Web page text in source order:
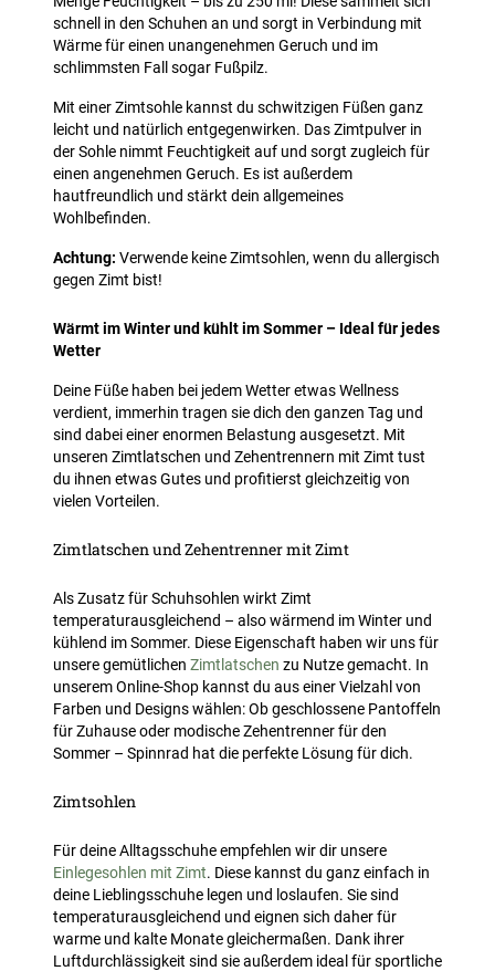
schnell in den Schuhen an und sorgt in Verbindung mit
Wärme für einen unangenehmen Geruch und im
schlimmsten Fall sogar Fußpilz.
Mit einer Zimtsohle kannst du schwitzigen Füßen ganz
leicht und natürlich entgegenwirken. Das Zimtpulver in
der Sohle nimmt Feuchtigkeit auf und sorgt zugleich für
einen angenehmen Geruch. Es ist außerdem
hautfreundlich und stärkt dein allgemeines
Wohlbefinden.
Achtung: Verwende keine Zimtsohlen, wenn du allergisch
gegen Zimt bist!
Wärmt im Winter und kühlt im Sommer – Ideal für jedes
Wetter
Deine Füße haben bei jedem Wetter etwas Wellness
verdient, immerhin tragen sie dich den ganzen Tag und
sind dabei einer enormen Belastung ausgesetzt. Mit
unseren Zimtlatschen und Zehentrennern mit Zimt tust
du ihnen etwas Gutes und profitierst gleichzeitig von
vielen Vorteilen.
Zimtlatschen und Zehentrenner mit Zimt
Als Zusatz für Schuhsohlen wirkt Zimt
temperaturausgleichend – also wärmend im Winter und
kühlend im Sommer. Diese Eigenschaft haben wir uns für
unsere gemütlichen Zimtlatschen zu Nutze gemacht. In
unserem Online-Shop kannst du aus einer Vielzahl von
Farben und Designs wählen: Ob geschlossene Pantoffeln
für Zuhause oder modische Zehentrenner für den
Sommer – Spinnrad hat die perfekte Lösung für dich.
Zimtsohlen
Für deine Alltagsschuhe empfehlen wir dir unsere
Einlegesohlen mit Zimt. Diese kannst du ganz einfach in
deine Lieblingsschuhe legen und loslaufen. Sie sind
temperaturausgleichend und eignen sich daher für
warme und kalte Monate gleichermaßen. Dank ihrer
Luftdurchlässigkeit sind sie außerdem ideal für sportliche